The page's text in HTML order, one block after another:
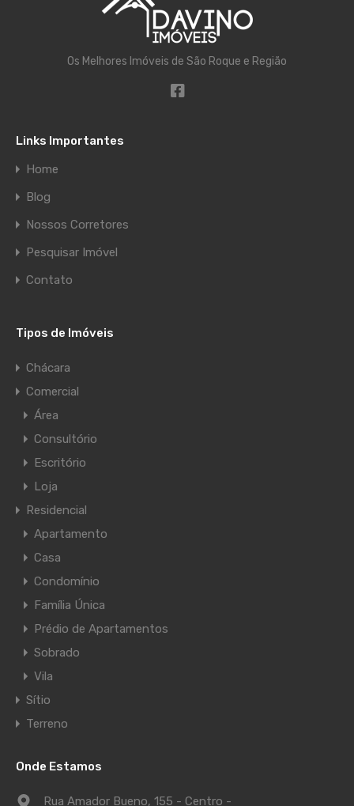
Os Melhores Imóveis de São Roque e Região
Links Importantes
Home
Blog
Nossos Corretores
Pesquisar Imóvel
Contato
Tipos de Imóveis
Chácara
Comercial
Área
Consultório
Escritório
Loja
Residencial
Apartamento
Casa
Condomínio
Família Única
Prédio de Apartamentos
Sobrado
Vila
Sítio
Terreno
Onde Estamos
Rua Amador Bueno, 155 - Centro -